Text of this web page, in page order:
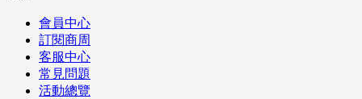
會員中心
訂閱商周
客服中心
常見問題
活動總覽